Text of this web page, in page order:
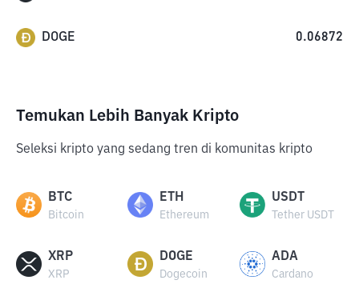
DOGE 0.06872
Temukan Lebih Banyak Kripto
Seleksi kripto yang sedang tren di komunitas kripto
BTC
Bitcoin
ETH
Ethereum
USDT
Tether USDT
XRP
XRP
DOGE
Dogecoin
ADA
Cardano